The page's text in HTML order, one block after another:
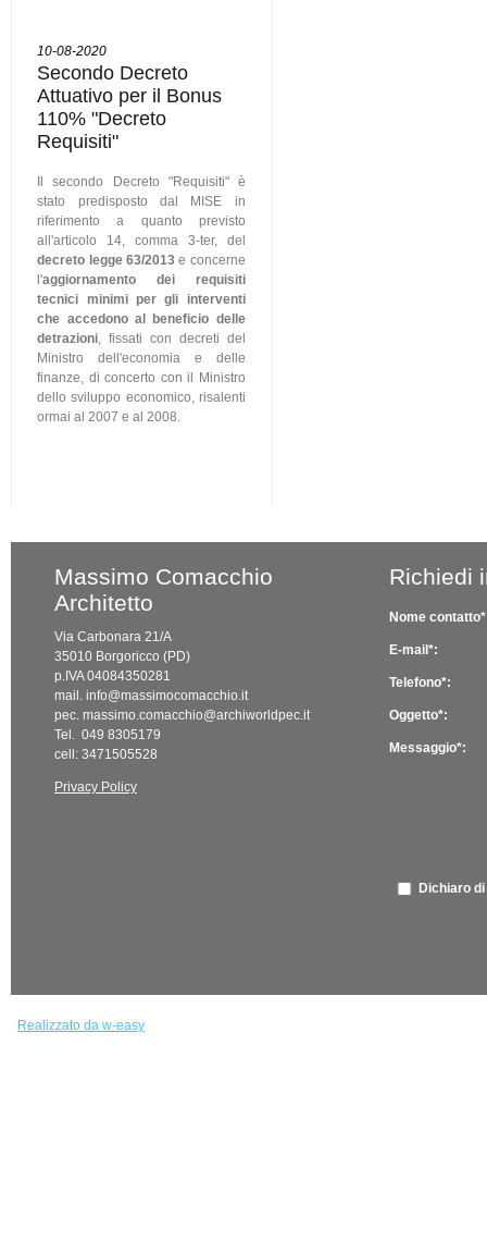
10-08-2020
Secondo Decreto
Attuativo per il Bonus
110% "Decreto
Requisiti"
Il secondo Decreto "Requisiti" è
stato predisposto dal MISE in
riferimento a quanto previsto
all'articolo 14, comma 3-ter, del
decreto legge 63/2013 e concerne
l'aggiornamento dei requisiti
tecnici minimi per gli interventi
che accedono al beneficio delle
detrazioni, fissati con decreti del
Ministro dell'economia e delle
finanze, di concerto con il Ministro
dello sviluppo economico, risalenti
ormai al 2007 e al 2008.
Massimo Comacchio
Architetto
Via Carbonara 21/A
35010 Borgoricco (PD)
p.IVA 04084350281
mail. info@massimocomacchio.it
pec. massimo.comacchio@archiworldpec.it
Tel. 049 8305179
cell: 3471505528
Privacy Policy
Richiedi
Nome
E-mail*:
Telefono*:
Oggetto*:
Messaggio*:
Dichiaro
Realizzato da w-easy